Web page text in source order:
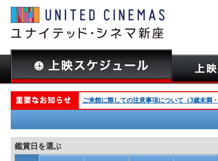
ご来館に際しての注意事項について（3歳未満
鑑賞日を選ぶ